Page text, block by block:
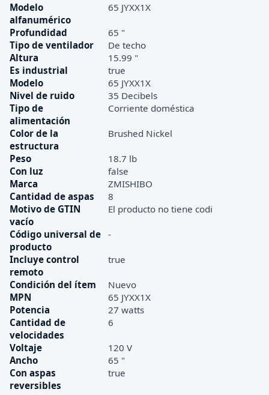
Modelo
alfanumérico
65 JYXX1X
Profundidad
65 "
Tipo de ventilador
De techo
Altura
15.99 "
Es industrial
true
Modelo
65 JYXX1X
Nivel de ruido
35 Decibels
Tipo de
alimentación
Corriente doméstica
Color de la
estructura
Brushed Nickel
Peso
18.7 lb
Con luz
false
Marca
ZMISHIBO
Cantidad de aspas
8
Motivo de GTIN
vacío
El producto no tiene codi
Código universal de
producto
-
Incluye control
remoto
true
Condición del ítem
Nuevo
MPN
65 JYXX1X
Potencia
27 watts
Cantidad de
velocidades
6
Voltaje
120 V
Ancho
65 "
Con aspas
reversibles
true